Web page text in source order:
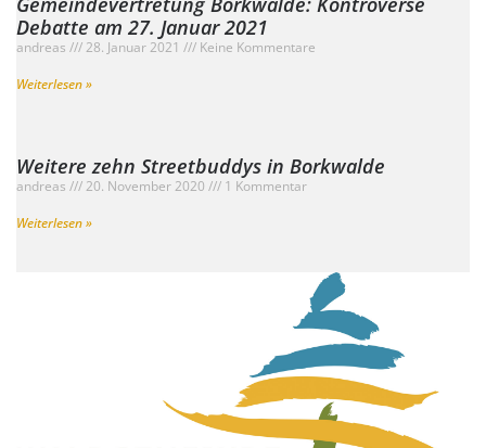
Debatte am 27. Januar 2021
andreas 28. Januar 2021
Keine Kommentare
Weiterlesen »
Weitere zehn Streetbuddys in Borkwalde
andreas 20. November 2020
1 Kommentar
Weiterlesen »